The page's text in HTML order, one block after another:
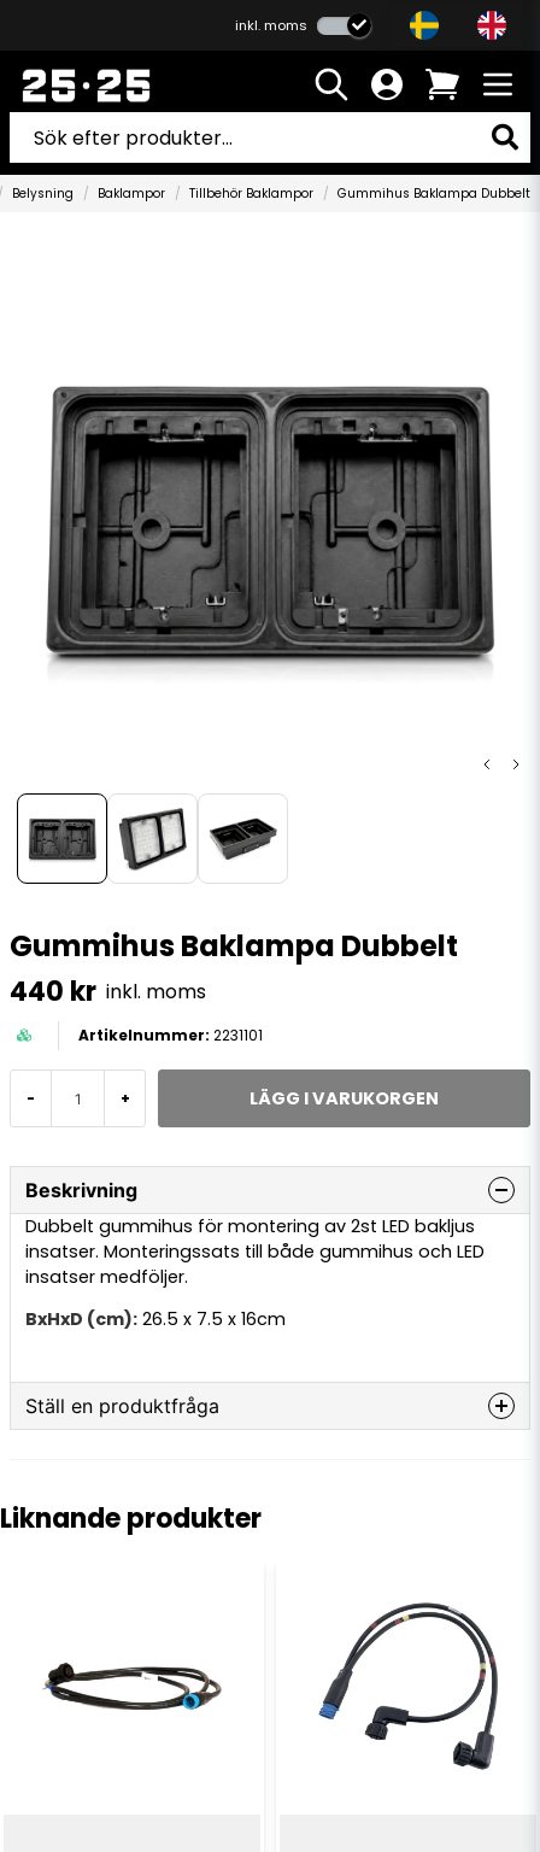
inkl. moms
Belysning Baklampor Tillbehör Baklampor Gummihus Baklampa Dubbelt
Gummihus Baklampa Dubbelt
440 kr inkl. moms
2231101
- + LÄGG I VARUKORGEN
Beskrivning
Dubbelt gummihus för montering av 2st LED bakljus
insatser. Monteringssats till både gummihus och LED
insatser medföljer.
BxHxD (cm): 26.5 x 7.5 x 16cm
Ställ en produktfråga
email
E-postadress
Liknande produkter